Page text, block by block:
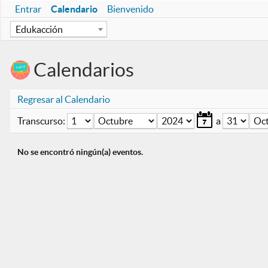
Entrar Calendario
Bienvenido
Edukacción
n
u
c
i
ó
n
Calendarios
Regresar al Calendario
Transcurso:
Día Mes Año a Día
No se encontró ningún(a) eventos.